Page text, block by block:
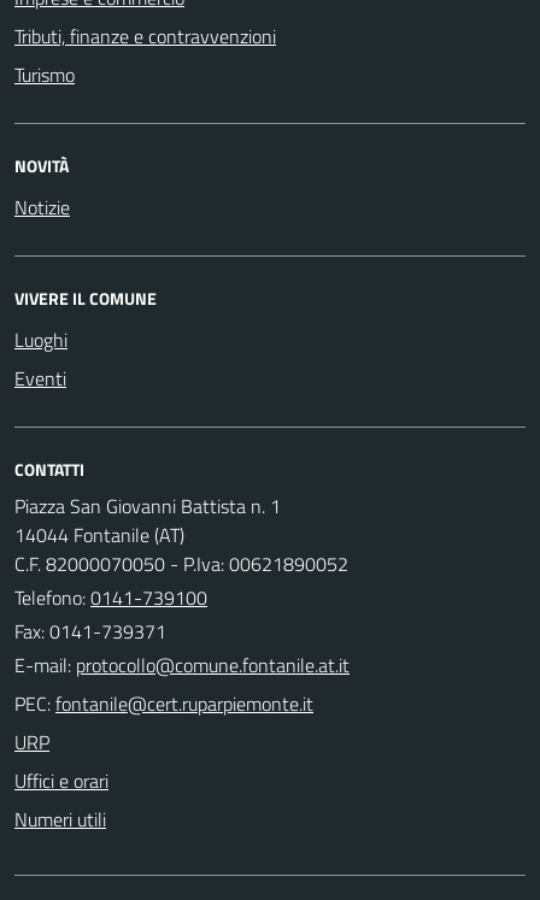
Tributi, finanze e contravvenzioni
Turismo
NOVITÀ
Notizie
VIVERE IL COMUNE
Luoghi
Eventi
CONTATTI
Piazza San Giovanni Battista n. 1
14044 Fontanile (AT)
C.F. 82000070050 - P.Iva: 00621890052
Telefono:0141-739100
Fax: 0141-739371
E-mail:
PEC:
URP
Uffici e orari
Numeri utili